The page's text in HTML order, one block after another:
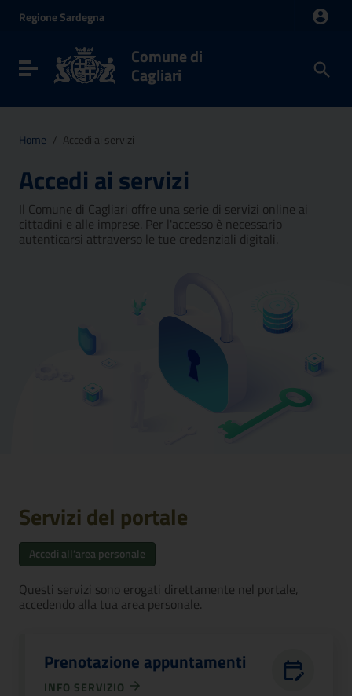
Vai al menu di navigazione
RegioneSardegna
Toggle navigation Comune di
Cagliari
Home / Accedi ai servizi
Accedi ai servizi
Il Comune di Cagliari offre una serie di servizi online ai
cittadini e alle imprese. Per l'accesso è necessario
autenticarsi attraverso le tue credenziali digitali.
Servizi del portale
Accedi all’area personale
Questi servizi sono erogati direttamente nel portale,
accedendo alla tua area personale.
Prenotazione appuntamenti
INFO SERVIZIO